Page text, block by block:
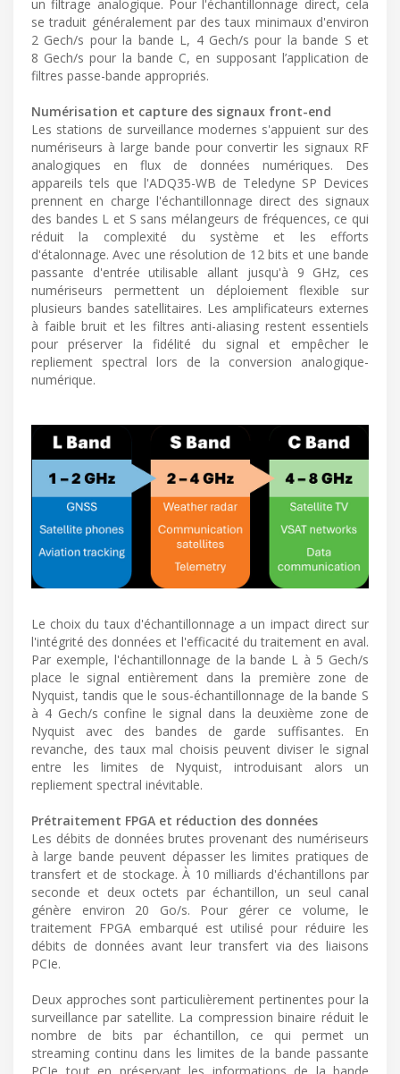
un filtrage analogique. Pour l'échantillonnage direct, cela
se traduit généralement par des taux minimaux d'environ
2 Gech/s pour la bande L, 4 Gech/s pour la bande S et
8 Gech/s pour la bande C, en supposant l’application de
filtres passe-bande appropriés.
Numérisation et capture des signaux front-end
Les stations de surveillance modernes s'appuient sur des
numériseurs à large bande pour convertir les signaux RF
analogiques en flux de données numériques. Des
appareils tels que l'ADQ35-WB de Teledyne SP Devices
prennent en charge l'échantillonnage direct des signaux
des bandes L et S sans mélangeurs de fréquences, ce qui
réduit la complexité du système et les efforts
d'étalonnage. Avec une résolution de 12 bits et une bande
passante d'entrée utilisable allant jusqu'à 9 GHz, ces
numériseurs permettent un déploiement flexible sur
plusieurs bandes satellitaires. Les amplificateurs externes
à faible bruit et les filtres anti-aliasing restent essentiels
pour préserver la fidélité du signal et empêcher le
repliement spectral lors de la conversion analogique-
numérique.
Le choix du taux d'échantillonnage a un impact direct sur
l'intégrité des données et l'efficacité du traitement en aval.
Par exemple, l'échantillonnage de la bande L à 5 Gech/s
place le signal entièrement dans la première zone de
Nyquist, tandis que le sous-échantillonnage de la bande S
à 4 Gech/s confine le signal dans la deuxième zone de
Nyquist avec des bandes de garde suffisantes. En
revanche, des taux mal choisis peuvent diviser le signal
entre les limites de Nyquist, introduisant alors un
repliement spectral inévitable.
Prétraitement FPGA et réduction des données
Les débits de données brutes provenant des numériseurs
à large bande peuvent dépasser les limites pratiques de
transfert et de stockage. À 10 milliards d'échantillons par
seconde et deux octets par échantillon, un seul canal
génère environ 20 Go/s. Pour gérer ce volume, le
traitement FPGA embarqué est utilisé pour réduire les
débits de données avant leur transfert via des liaisons
PCIe.
Deux approches sont particulièrement pertinentes pour la
surveillance par satellite. La compression binaire réduit le
nombre de bits par échantillon, ce qui permet un
streaming continu dans les limites de la bande passante